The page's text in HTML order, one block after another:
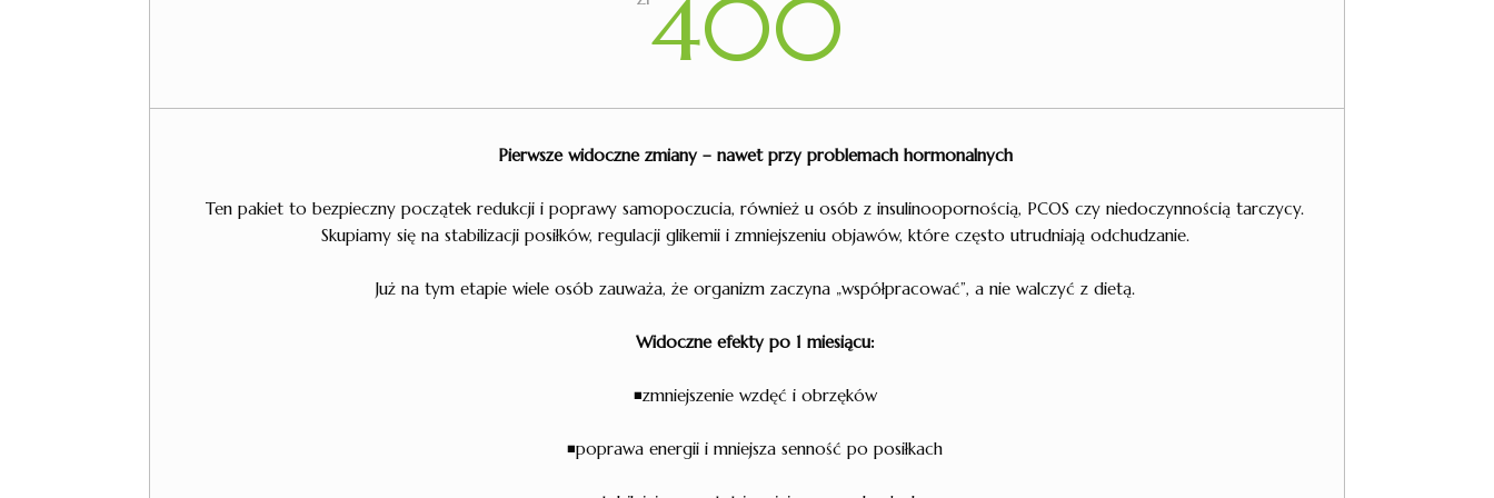
400
Pierwsze widoczne zmiany – nawet przy problemach hormonalnych
Ten pakiet to bezpieczny początek redukcji i poprawy samopoczucia, również u osób z insulinoopornością, PCOS czy niedoczynnością tarczycy.
Skupiamy się na stabilizacji posiłków, regulacji glikemii i zmniejszeniu objawów, które często utrudniają odchudzanie.
Już na tym etapie wiele osób zauważa, że organizm zaczyna „współpracować”, a nie walczyć z dietą.
Widoczne efekty po 1 miesiącu:
◾zmniejszenie wzdęć i obrzęków
◾poprawa energii i mniejsza senność po posiłkach